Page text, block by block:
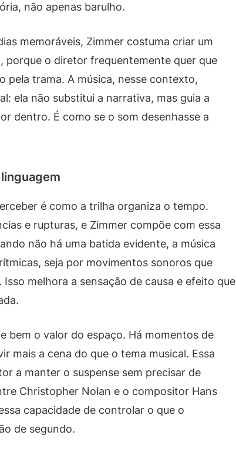
não apenas barulho.
memoráveis, Zimmer costuma criar um
porque o diretor frequentemente quer que
trama. A música, nesse contexto,
ela não substitui a narrativa, mas guia a
dentro. É como se o som desenhasse a
é como a trilha organiza o tempo.
e rupturas, e Zimmer compõe com essa
não há uma batida evidente, a música
seja por movimentos sonoros que
melhora a sensação de causa e efeito que
bem o valor do espaço. Há momentos de
mais a cena do que o tema musical. Essa
a manter o suspense sem precisar de
Christopher Nolan e o compositor Hans
capacidade de controlar o que o
de segundo.